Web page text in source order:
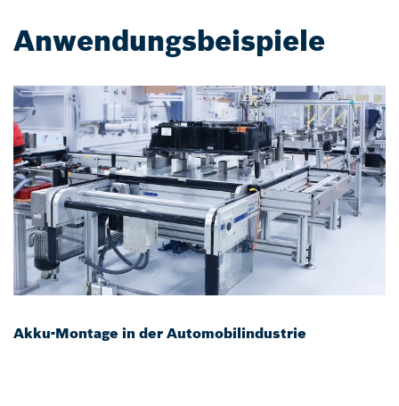
Anwendungsbeispiele
Akku-Montage in der Automobilindustrie